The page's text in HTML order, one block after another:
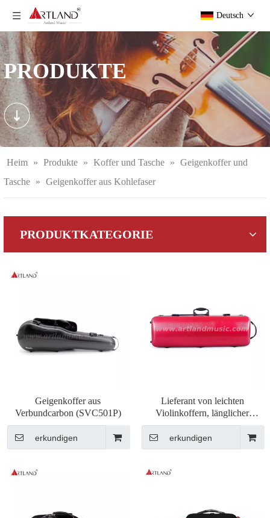
Deutsch
PRODUKTE
Heim » Produkte » Koffer und Tasche » Geigenkoffer und
Tasche » Geigenkoffer aus Kohlefaser
PRODUKTKATEGORIE
Geigenkoffer aus
Verbundcarbon (SVC501P)
erkundigen
Lieferant von leichten
Violinkoffern, länglicher
Violinkoffer (SVC502P)
erkundigen